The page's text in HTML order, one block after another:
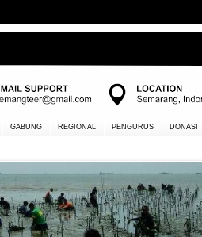
GABUNG REGIONAL PENGURUS DONASI